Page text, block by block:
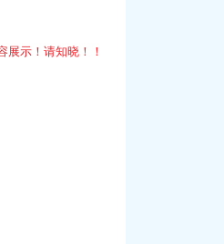
展示 ！ 请知晓 ！ ！